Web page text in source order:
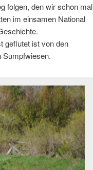
folgen, den wir schon mal
im einsamen National
geflutet ist von den